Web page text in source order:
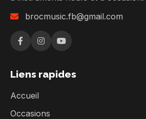
brocmusic.fb@gmail.com
Liens rapides
Accueil
Occasions